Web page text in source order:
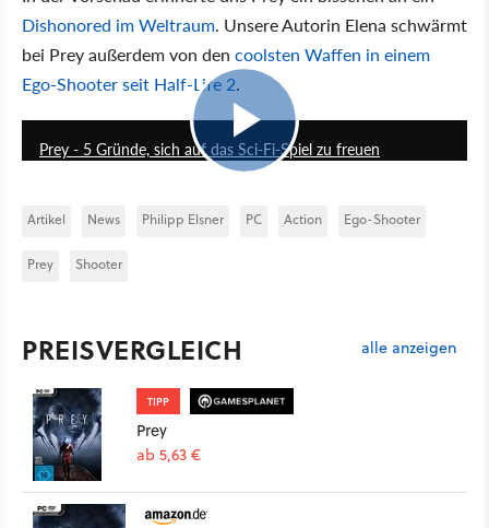
Dishonored im Weltraum. Unsere Autorin Elena schwärmt
bei Prey außerdem von den coolsten Waffen in einem
Ego-Shooter seit Half-Life 2.
Prey - 5 Gründe, sich auf das Sci-Fi-Spiel zu freuen
Artikel News Philipp Elsner PC Action Ego-Shooter
Prey Shooter
PREISVERGLEICH alle anzeigen
TIPP
Prey
ab 5,63 €